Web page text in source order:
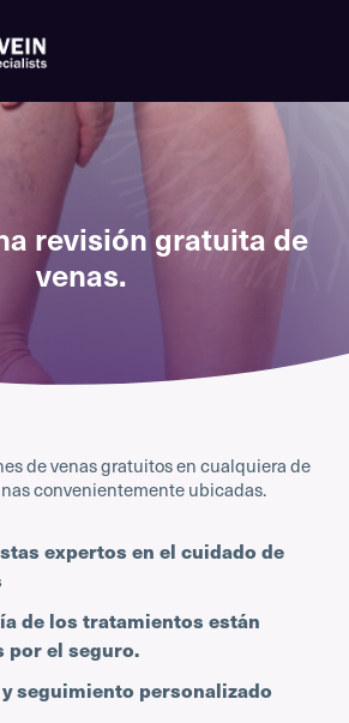
revisión gratuita de
venas.
de venas gratuitos en cualquiera de
convenientemente ubicadas.
expertos en el cuidado de
de los tratamientos están
por el seguro.
seguimiento personalizado